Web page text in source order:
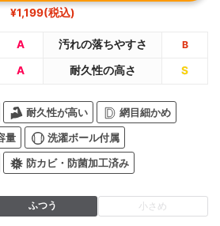
¥1,199(税込)
A 汚れの落ちやすさ B
A 耐久性の高さ S
耐久性が高い 網目細かめ
量 洗濯ボール付属
防カビ・防菌加工済み
ふつう 小さめ